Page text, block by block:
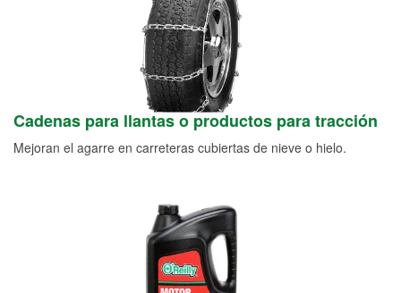
Cadenas para llantas o productos para tracción
Mejoran el agarre en carreteras cubiertas de nieve o hielo.